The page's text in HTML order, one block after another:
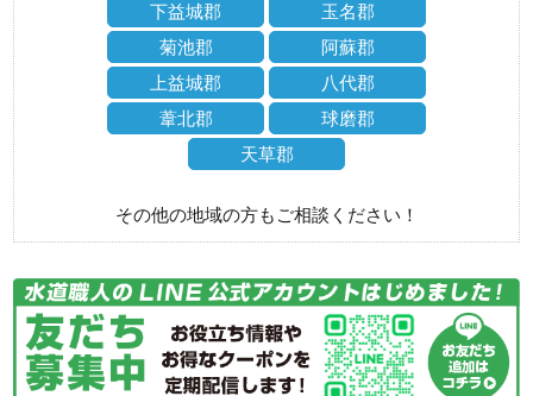
下益城郡
玉名郡
菊池郡
阿蘇郡
上益城郡
八代郡
葦北郡
球磨郡
天草郡
その他の地域の方もご相談ください！